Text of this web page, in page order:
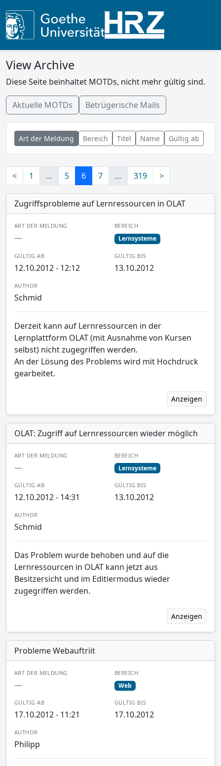
View Archive
Diese Seite beinhaltet MOTDs, nicht mehr gültig sind.
Aktuelle MOTDs Betrügerische Mails
Art der Meldung Bereich Titel Name Gültig ab
< 1 … 5 6 7 … 319 >
Zugriffsprobleme auf Lernressourcen in OLAT
ART DER MELDUNG
—
BEREICH
Lernsysteme
GÜLTIG AB
12.10.2012 - 12:12
GÜLTIG BIS
13.10.2012
AUTHOR
Schmid
Derzeit kann auf Lernressourcen in der
Lernplattform OLAT (mit Ausnahme von Kursen
selbst) nicht zugegriffen werden.
An der Lösung des Problems wird mit Hochdruck
gearbeitet.
Anzeigen
OLAT: Zugriff auf Lernressourcen wieder möglich
ART DER MELDUNG
—
BEREICH
Lernsysteme
GÜLTIG AB
12.10.2012 - 14:31
GÜLTIG BIS
13.10.2012
AUTHOR
Schmid
Das Problem wurde behoben und auf die
Lernressourcen in OLAT kann jetzt aus
Besitzersicht und im Editiermodus wieder
zugegriffen werden.
Anzeigen
Probleme Webauftriit
ART DER MELDUNG
—
BEREICH
Web
GÜLTIG AB
17.10.2012 - 11:21
GÜLTIG BIS
17.10.2012
AUTHOR
Philipp